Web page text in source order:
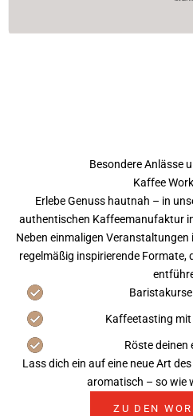
Besondere Anlässe
Kaffee
Erlebe Genuss hautnah – in
authentischen Kaffeemanufaktur
Neben einmaligen
regelmäßig inspirierende Formate,
Kaffeetasting
Röste deinen
Lass dich ein auf eine neue Art
aromatisch – so wie
ZU DEN